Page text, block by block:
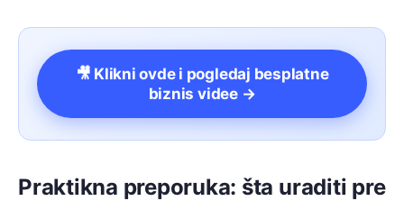
🎥 Klikni ovde i pogledaj besplatne
biznis videe →
Praktikna preporuka: šta uraditi pre